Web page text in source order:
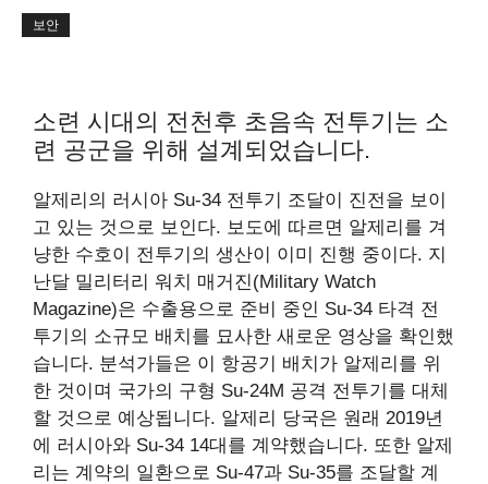
보안
소련 시대의 전천후 초음속 전투기는 소
련 공군을 위해 설계되었습니다.
알제리의 러시아 Su-34 전투기 조달이 진전을 보이
고 있는 것으로 보인다. 보도에 따르면 알제리를 겨
냥한 수호이 전투기의 생산이 이미 진행 중이다. 지
난달 밀리터리 워치 매거진(Military Watch
Magazine)은 수출용으로 준비 중인 Su-34 타격 전
투기의 소규모 배치를 묘사한 새로운 영상을 확인했
습니다. 분석가들은 이 항공기 배치가 알제리를 위
한 것이며 국가의 구형 Su-24M 공격 전투기를 대체
할 것으로 예상됩니다. 알제리 당국은 원래 2019년
에 러시아와 Su-34 14대를 계약했습니다. 또한 알제
리는 계약의 일환으로 Su-47과 Su-35를 조달할 계